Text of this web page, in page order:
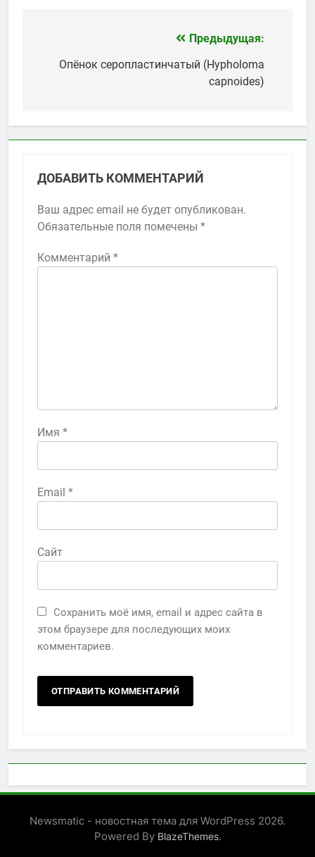
Предыдущая:
Опёнок серопластинчатый (Hypholoma
capnoides)
ДОБАВИТЬ КОММЕНТАРИЙ
Ваш адрес email не будет опубликован.
Обязательные поля помечены *
Комментарий *
Имя *
Email *
Сайт
Сохранить моё имя, email и адрес сайта в
этом браузере для последующих моих
комментариев.
Newsmatic - новостная тема для WordPress 2026.
Powered By BlazeThemes.